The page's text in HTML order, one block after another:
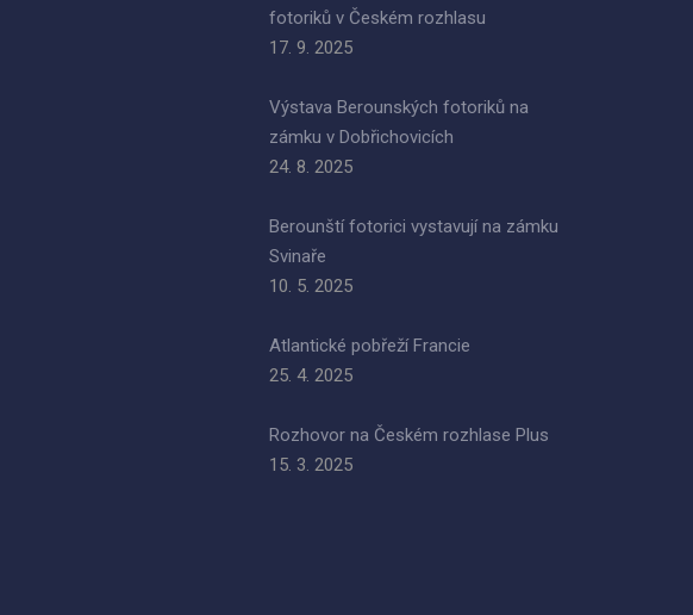
fotoriků v Českém rozhlasu
17. 9. 2025
Výstava Berounských fotoriků na
zámku v Dobřichovicích
24. 8. 2025
Berounští fotorici vystavují na zámku
Svinaře
10. 5. 2025
Atlantické pobřeží Francie
25. 4. 2025
Rozhovor na Českém rozhlase Plus
15. 3. 2025